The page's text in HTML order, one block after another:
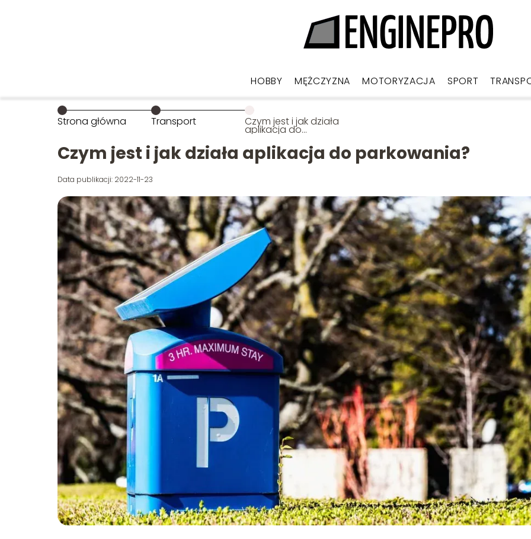
HOBBY MĘŻCZYZNA MOTORYZACJA SPORT
Strona główna Transport Czym jest i jak działa
aplikacja do
parkowania?
Czym jest i jak działa aplikacja do parkowania?
Data publikacji: 2022-11-23